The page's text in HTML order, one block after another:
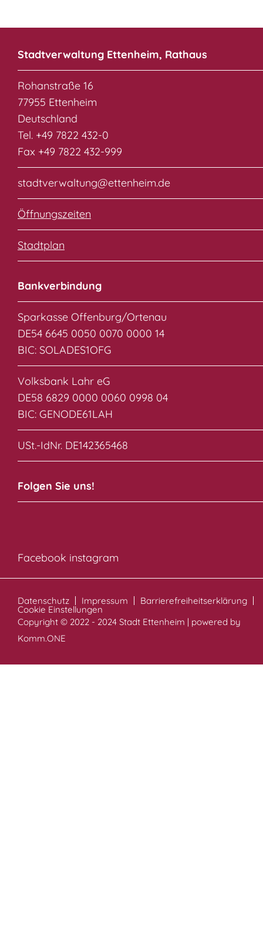
Stadtverwaltung Ettenheim, Rathaus
Rohanstraße 16
77955 Ettenheim
Deutschland
Tel. +49 7822 432-0
Fax +49 7822 432-999
stadtverwaltung@ettenheim.de
Öffnungszeiten
Stadtplan
Bankverbindung
Sparkasse Offenburg/Ortenau
DE54 6645 0050 0070 0000 14
BIC: SOLADES1OFG
Volksbank Lahr eG
DE58 6829 0000 0060 0998 04
BIC: GENODE61LAH
USt.-IdNr. DE142365468
Folgen Sie uns!
Facebook instagram
Datenschutz Impressum Barrierefreiheitserklärung
Cookie Einstellungen
Copyright © 2022 - 2024 Stadt Ettenheim | powered by
Komm.ONE